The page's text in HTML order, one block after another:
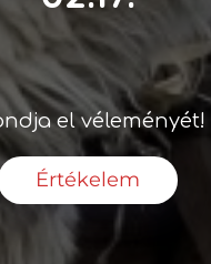
el véleményét!
Értékelem